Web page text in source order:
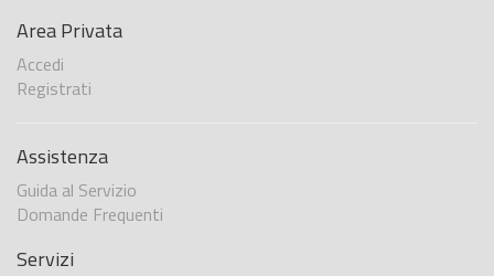
Area Privata
Accedi
Registrati
Assistenza
Guida al Servizio
Domande Frequenti
Servizi